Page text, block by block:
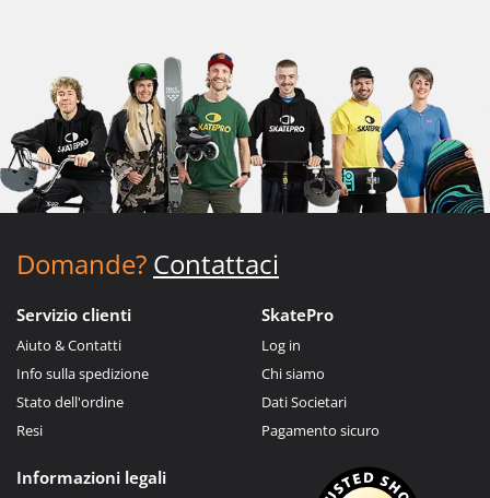
Domande? Contattaci
Servizio clienti
Aiuto & Contatti
Info sulla spedizione
Stato dell'ordine
Resi
SkatePro
Log in
Chi siamo
Dati Societari
Pagamento sicuro
Informazioni legali